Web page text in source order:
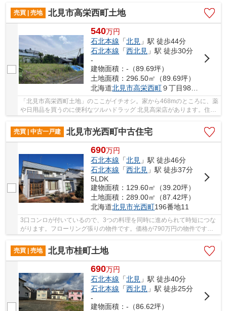
売買 | 売地
北見市高栄西町土地
540万円
石北本線 「北見 」駅 徒歩44分
石北本線 「西北見 」駅 徒歩30分
-
建物面積：-（89.69坪）
土地面積：296.50㎡（89.69坪）
北海道北見市高栄西町９丁目98番236
「北見市高栄西町土地」のここがイチオシ。家から468mのところに、薬
や日用品を買うのに便利なツルハドラッグ 北見高栄店があります。住ま
売買 | 中古一戸建
北見市光西町中古住宅
690万円
石北本線 「北見 」駅 徒歩46分
石北本線 「西北見 」駅 徒歩37分
5LDK
建物面積：129.60㎡（39.20坪）
土地面積：289.00㎡（87.42坪）
北海道北見市光西町196番地11
3口コンロが付いているので、3つの料理を同時に進められて時短につな
がります。フローリング張りの物件です。価格が790万円の物件です。
広くてゆったりとした自慢の和室は8畳以上の広...
売買 | 売地
北見市桂町土地
690万円
石北本線 「北見 」駅 徒歩40分
石北本線 「西北見 」駅 徒歩25分
-
建物面積：-（86.62坪）